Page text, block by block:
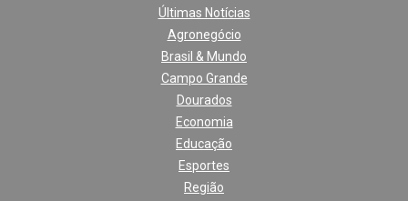
Últimas Notícias
Agronegócio
Brasil & Mundo
Campo Grande
Dourados
Economia
Educação
Esportes
Região